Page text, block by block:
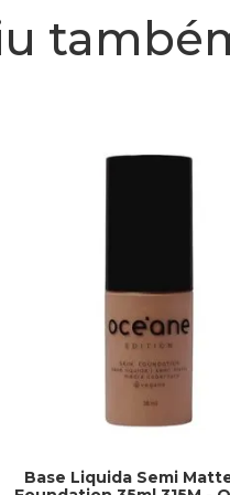
Base Liquida Semi